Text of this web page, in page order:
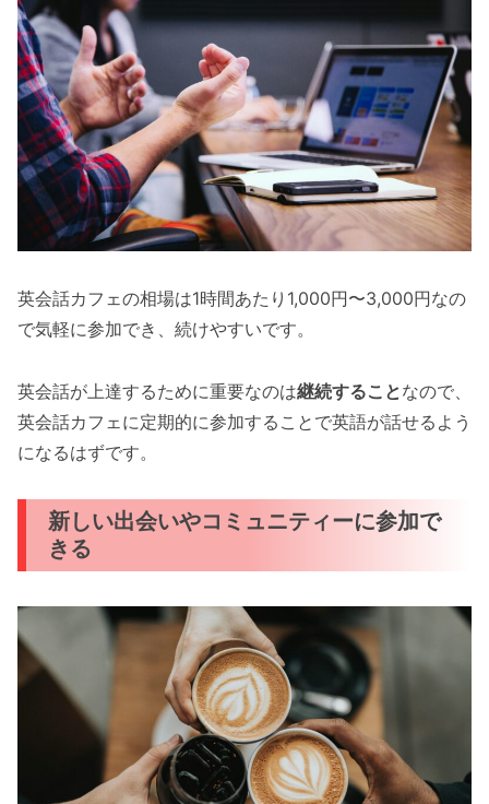
英会話カフェの相場は1時間あたり1,000円〜3,000円なの
で気軽に参加でき、続けやすいです。
英会話が上達するために重要なのは継続することなので、
英会話カフェに定期的に参加することで英語が話せるよう
になるはずです。
新しい出会いやコミュニティーに参加で
きる